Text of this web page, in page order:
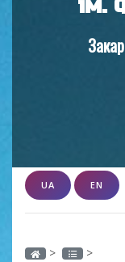
UA EN
> >